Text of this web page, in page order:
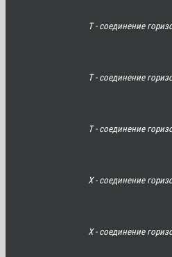
Т - соединение
Т - соединение
Т - соединение
Х - соединение
Х - соединение